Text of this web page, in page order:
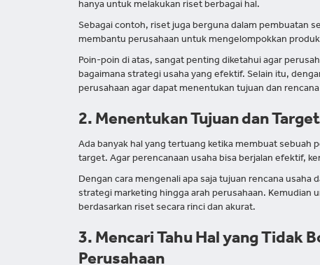
hanya untuk melakukan riset berbagai hal.
Sebagai contoh, riset juga berguna dalam pembuatan
membantu perusahaan untuk mengelompokkan
Poin-poin di atas, sangat penting diketahui agar
bagaimana strategi usaha yang efektif. Selain itu,
perusahaan agar dapat menentukan tujuan dan
2. Menentukan Tujuan dan
Ada banyak hal yang tertuang ketika membuat sebuah
target. Agar perencanaan usaha bisa berjalan efektif,
Dengan cara mengenali apa saja tujuan rencana
strategi marketing hingga arah perusahaan. Kemudian
berdasarkan riset secara rinci dan akurat.
3. Mencari Tahu Hal yang Tidak
Perusahaan